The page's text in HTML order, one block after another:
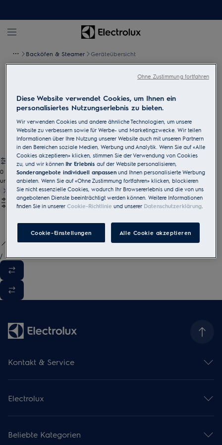
Backöfen & Steamer Geräteübersicht
Ihr perfekter Helfer bei jedem Gericht: Mit Hilfe unserer
wird Kochen noch einfacher. Da macht auch das Essen viel
mehr Spass.
0
undefined
/ 3
Kontakt & Service
Serviceübersicht
Reparaturservice
Garantieverlängerung
Pflegeservice
Electrolux
Kataloge & Broschüren
Über uns
Beliebte Kategorien
Diese Website verwendet Cookies, um Ihnen ein
personalisiertes Nutzungserlebnis zu bieten.
Wir verwenden Cookies und andere ähnliche Technologien, um unsere
Website zu verbessern sowie für Werbe- und Marketingzwecke. Wir teilen
Informationen über Ihre Nutzung unserer Website auch mit unseren Partnern
in den Bereichen soziale Medien, Werbung und Analytik. Wenn Sie auf «Alle
Cookies akzeptieren» klicken, stimmen Sie der Verwendung von Cookies
zu, und wir können Ihr Erlebnisauf der Website personalisieren,
Sonderangebote individuell anpassen und Ihnen personalisierte Werbung
anbieten. Wenn Sie auf «Ohne Zustimmung fortfahren» klicken, blockieren
Sie nicht essenzielle Cookies, wodurch Ihr Browsererlebnis und die von uns
angebotenen Dienste beeinträchtigt werden können. Weitere Informationen
finden Sie in unsererCookie-Richtlinie und unserer Datenschutzerklärung
Cookie-Einstellungen Alle Cookie akzeptieren
Ohne Zustimmung fortfahren